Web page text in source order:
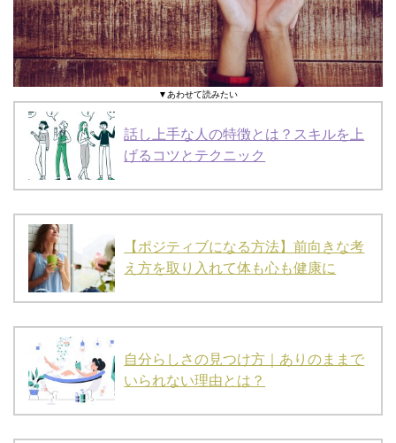
▼あわせて読みたい
話し上手な人の特徴とは？スキルを上
げるコツとテクニック
【ポジティブになる方法】前向きな考
え方を取り入れて体も心も健康に
自分らしさの見つけ方｜ありのままで
いられない理由とは？